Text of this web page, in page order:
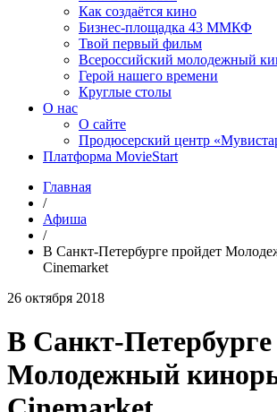
Как создаётся кино
Бизнес-площадка 43 ММКФ
Твой первый фильм
Всероссийский молодежный
Герой нашего времени
Круглые столы
О нас
О сайте
Продюсерский центр
Платформа MovieStart
Главная
/
Афиша
/
В Санкт-Петербурге пройдет
Cinemarket
26 октября 2018
В Санкт-Петербурге
Молодежный